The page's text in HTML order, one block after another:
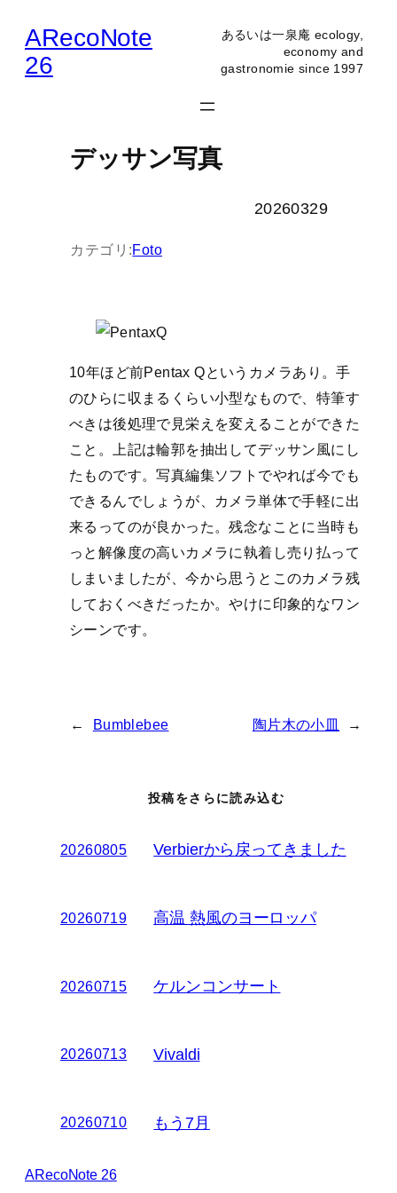
ARecoNote
26
あるいは一泉庵 ecology,
economy and
gastronomie since 1997
デッサン写真
20260329
カテゴリ:Foto
10年ほど前Pentax Qというカメラあり。手
のひらに収まるくらい小型なもので、特筆す
べきは後処理で見栄えを変えることができた
こと。上記は輪郭を抽出してデッサン風にし
たものです。写真編集ソフトでやれば今でも
できるんでしょうが、カメラ単体で手軽に出
来るってのが良かった。残念なことに当時も
っと解像度の高いカメラに執着し売り払って
しまいましたが、今から思うとこのカメラ残
しておくべきだったか。やけに印象的なワン
シーンです。
← Bumblebee 陶片木の小皿 →
投稿をさらに読み込む
20260805 Verbierから戻ってきました
20260719 高温 熱風のヨーロッパ
20260715 ケルンコンサート
20260713 Vivaldi
20260710 もう7月
ARecoNote 26